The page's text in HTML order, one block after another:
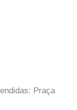
Praça